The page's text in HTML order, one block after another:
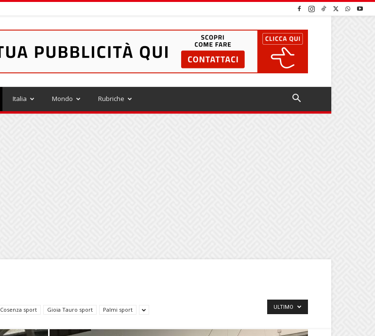
Italia Mondo Rubriche
Cosenza sport Gioia Tauro sport Palmi sport ULTIMO